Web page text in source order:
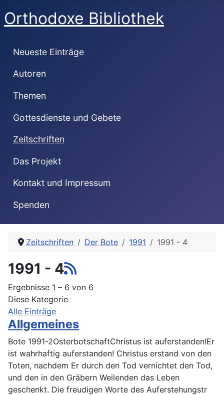
Orthodoxe Bibliothek
Neueste Einträge
Autoren
Themen
Gottesdienste und Gebete
Zeitschriften
Das Projekt
Kontakt und Impressum
Spenden
Zeitschriften Der Bote 1991 1991 - 4
1991 - 4
Ergebnisse 1 – 6 von 6
Diese Kategorie
Alle Einträge
Allgemeines
Bote 1991-2OsterbotschaftChristus ist auferstanden!Er
ist wahrhaftig auferstanden! Christus erstand von den
Toten, nachdem Er durch den Tod vernichtet den Tod,
und den in den Gräbern Weilenden das Leben
geschenkt. Die freudigen Worte des Auferstehungstr